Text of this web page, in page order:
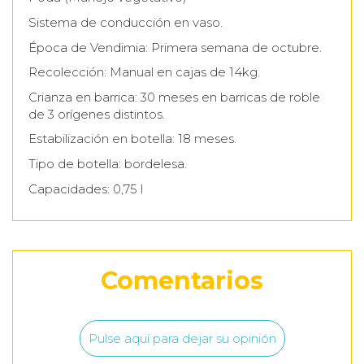
Sistema de conducción en vaso.
Época de Vendimia: Primera semana de octubre.
Recolección: Manual en cajas de 14kg.
Crianza en barrica: 30 meses en barricas de roble
de 3 orígenes distintos.
Estabilización en botella: 18 meses.
Tipo de botella: bordelesa.
Capacidades: 0,75 l
como exige la tradición. Durante 8 días de
fermentación entre 23º C y 28º C y la maceración
de 10 días, cada vez que el vino alcanza la máxima
diariamente el proceso de remontado. Después
de 30 meses en barricas de roble de 3 orígenes se
inicia la crianza de 18 meses en botella que
Comentarios
Pulse aquí para dejar su opinión